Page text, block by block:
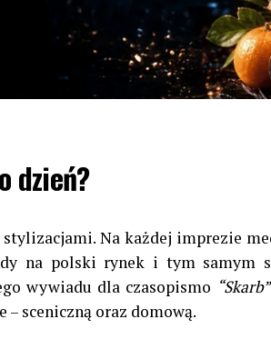
dzień?
Na każdej imprezie
na polski rynek i tym samym
wywiadu dla czasopismo “Skarb”
– sceniczną oraz domową.